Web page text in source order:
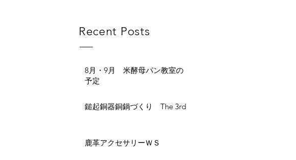
Recent Posts
8月・9月 米酵母パン教室の
予定
鎚起銅器銅鍋づくり The 3rd
鹿革アクセサリーＷＳ